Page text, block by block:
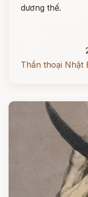
dương thế.
Thần thoại Nhật